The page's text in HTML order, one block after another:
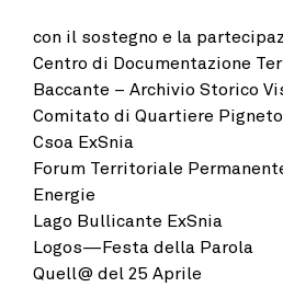
con il sostegno e la
Centro di Documentazione
Baccante – Archivio Storico
Comitato di Quartiere
Csoa ExSnia
Forum Territoriale
Energie
Lago Bullicante ExSnia
Logos—Festa della Parola
Quell@ del 25 Aprile